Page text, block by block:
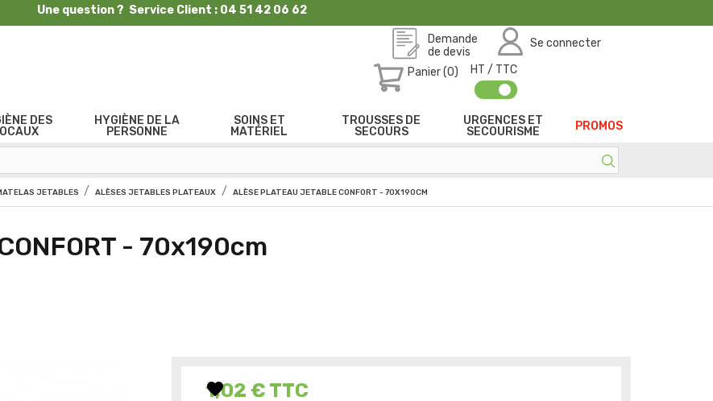
Une question ? Service Client : 04 51 42 06 62
Demande
de devis
Se connecter
Panier (0) HT / TTC
DES
HYGIÈNE DE LA
PERSONNE
SOINS ET
MATÉRIEL
TROUSSES DE
SECOURS
URGENCES ET
SECOURISME
PROMOS
JETABLES ALÈSES JETABLES PLATEAUX ALÈSE PLATEAU JETABLE CONFORT - 70X190CM
- 70x190cm
1,02 € TTC
favorite